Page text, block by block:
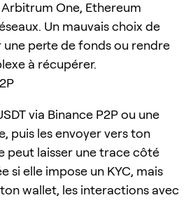
One, Ethereum
Un mauvais choix de
perte de fonds ou rendre
à récupérer.
via Binance P2P ou une
puis les envoyer vers ton
peut laisser une trace côté
si elle impose un KYC, mais
wallet, les interactions avec